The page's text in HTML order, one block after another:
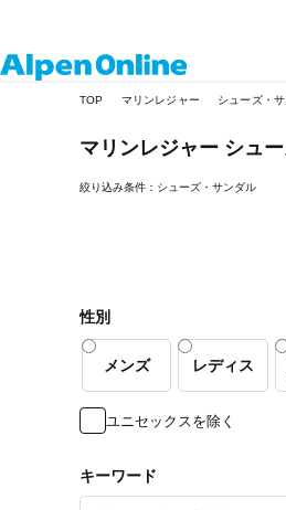
TOP マリンレジャー シューズ・
マリンレジャー シュ
絞り込み条件：シューズ・サンダル
性別
メンズ レディス
ユニセックスを除く
キーワード